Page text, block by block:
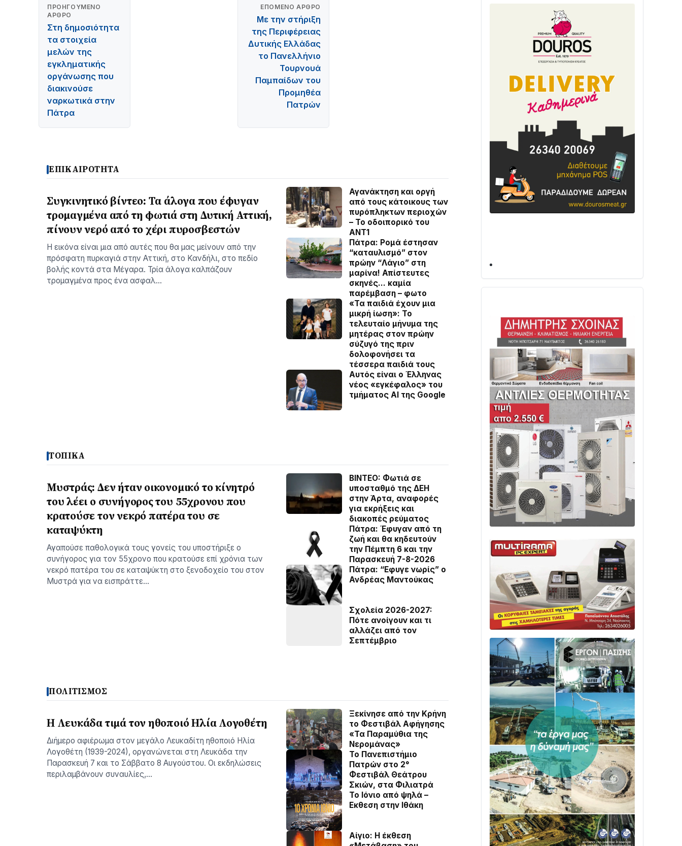
ΠΡΟΗΓΟΎΜΕΝΟ
ΆΡΘΡΟ
Στη δημοσιότητα
τα στοιχεία
μελών της
εγκληματικής
οργάνωσης που
διακινούσε
ναρκωτικά στην
Πάτρα
ΕΠΌΜΕΝΟ ΆΡΘΡΟ
Με την στήριξη
της Περιφέρειας
Δυτικής Ελλάδας
το Πανελλήνιο
Τουρνουά
Παμπαίδων του
Προμηθέα
Πατρών
ΕΠΙΚΑΙΡΟΤΗΤΑ
Συγκινητικό βίντεο: Τα άλογα που έφυγαν
τρομαγμένα από τη φωτιά στη Δυτική Αττική,
πίνουν νερό από το χέρι πυροσβεστών
Η εικόνα είναι μια από αυτές που θα μας μείνουν από την
πρόσφατη πυρκαγιά στην Αττική, στο Κανδήλι, στο πεδίο
βολής κοντά στα Μέγαρα. Τρία άλογα καλπάζουν
τρομαγμένα προς ένα ασφαλ…
Αγανάκτηση και οργή
από τους κάτοικους των
πυρόπληκτων περιοχών
– To οδοιπορικό του
ΑΝΤ1
Πάτρα: Ρομά έστησαν
“καταυλισμό” στον
πρώην “Λάγιο” στη
μαρίνα! Απίστευτες
σκηνές… καμία
παρέμβαση – φωτο
«Τα παιδιά έχουν μια
μικρή ίωση»: Το
τελευταίο μήνυμα της
μητέρας στον πρώην
σύζυγό της πριν
δολοφονήσει τα
τέσσερα παιδιά τους
Αυτός είναι ο Έλληνας
νέος «εγκέφαλος» του
τμήματος AI της Google
ΤΟΠΙΚΑ
Μυστράς: Δεν ήταν οικονομικό το κίνητρό
του λέει ο συνήγορος του 55χρονου που
κρατούσε τον νεκρό πατέρα του σε
καταψύκτη
Αγαπούσε παθολογικά τους γονείς του υποστήριξε ο
συνήγορος για τον 55χρονο που κρατούσε επί χρόνια των
νεκρό πατέρα του σε καταψύκτη στο ξενοδοχείο του στον
Μυστρά για να εισπράττε…
BINTEO: Φωτιά σε
υποσταθμό της ΔΕΗ
στην Άρτα, αναφορές
για εκρήξεις και
διακοπές ρεύματος
Πάτρα: Έφυγαν από τη
ζωή και θα κηδευτούν
την Πέμπτη 6 και την
Παρασκευή 7-8-2026
Πάτρα: “Εφυγε νωρίς” ο
Ανδρέας Μαντούκας
Σχολεία 2026-2027:
Πότε ανοίγουν και τι
αλλάζει από τον
Σεπτέμβριο
ΠΟΛΙΤΙΣΜΟΣ
Η Λευκάδα τιμά τον ηθοποιό Ηλία Λογοθέτη
Διήμερο αφιέρωμα στον μεγάλο Λευκαδίτη ηθοποιό Ηλία
Λογοθέτη (1939-2024), οργανώνεται στη Λευκάδα την
Παρασκευή 7 και το Σάββατο 8 Αυγούστου. Οι εκδηλώσεις
περιλαμβάνουν συναυλίες,…
Ξεκίνησε από την Κρήνη
το Φεστιβάλ Αφήγησης
«Τα Παραμύθια της
Νερομάνας»
Το Πανεπιστήμιο
Πατρών στο 2°
Φεστιβάλ Θεάτρου
Σκιών, στα Φιλιατρά
Το Ιόνιο από ψηλά –
Eκθεση στην Ιθάκη
Αίγιο: Η έκθεση